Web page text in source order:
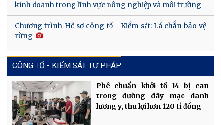
kinh doanh trong lĩnh vực nông nghiệp và môi trường
Chương trình Hồ sơ công tố - Kiểm sát: Lá chắn bảo vệ
rừng
CÔNG TỐ - KIỂM SÁT TƯ PHÁP
Phê chuẩn khởi tố 14 bị can
trong đường dây mạo danh
lương y, thu lợi hơn 120 tỉ đồng